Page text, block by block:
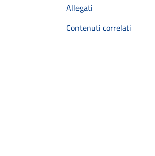
Allegati
Contenuti correlati